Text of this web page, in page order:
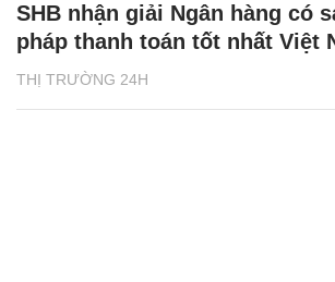
THỊ TRƯỜNG 24H
SHB nhận giải Ngân hàng có
pháp thanh toán tốt nhất Việt